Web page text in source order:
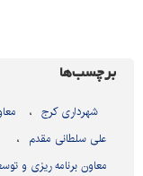
برچسب‌ها
شهرداری کرج
علی سلطانی مقدم
معاون برنامه ریزی و